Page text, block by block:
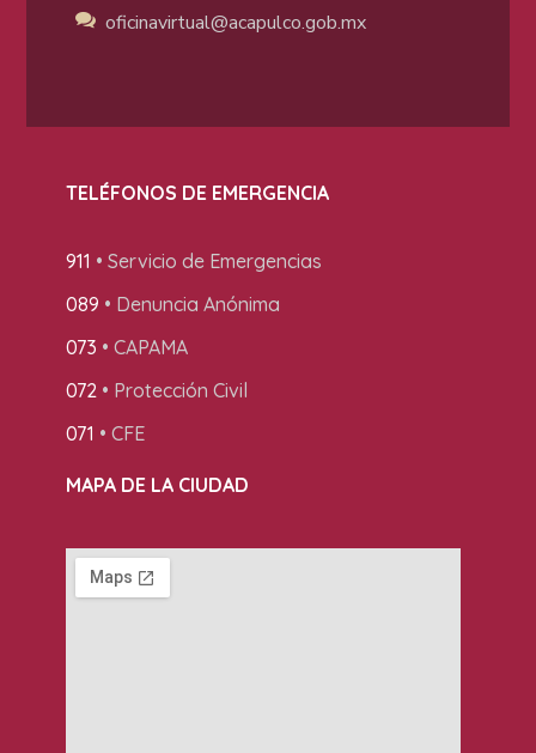
oficinavirtual@acapulco.gob.mx
TELÉFONOS DE EMERGENCIA
911 • Servicio de Emergencias
089 • Denuncia Anónima
073 • CAPAMA
072• Protección Civil
071 • CFE
MAPA DE LA CIUDAD